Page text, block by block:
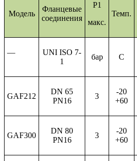
Модель
Фланцевые
соединения
P1
макс.
Темп.
—
UNI ISO 7-
1
бар С
GAF212
DN 65
PN16
3
-20
+60
GAF300
DN 80
PN16
3
-20
+60